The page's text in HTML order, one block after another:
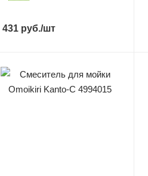
431 руб./шт